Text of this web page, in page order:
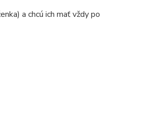
a chcú ich mať vždy po